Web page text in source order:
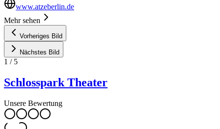
www.atzeberlin.de
Mehr sehen
Vorheriges Bild
Nächstes Bild
1 / 5
Schlosspark Theater
Unsere Bewertung